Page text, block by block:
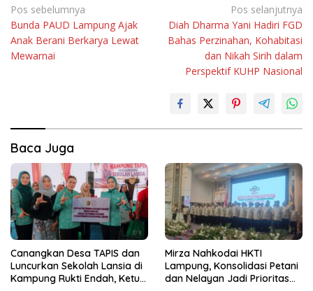
Navigasi
pos
Pos sebelumnya
Bunda PAUD Lampung Ajak
Anak Berani Berkarya Lewat
Mewarnai
Pos selanjutnya
Diah Dharma Yani Hadiri FGD
Bahas Perzinahan, Kohabitasi
dan Nikah Sirih dalam
Perspektif KUHP Nasional
Baca Juga
Canangkan Desa TAPIS dan
Luncurkan Sekolah Lansia di
Kampung Rukti Endah, Ketua
Mirza Nahkodai HKTI
Lampung, Konsolidasi Petani
dan Nelayan Jadi Prioritas